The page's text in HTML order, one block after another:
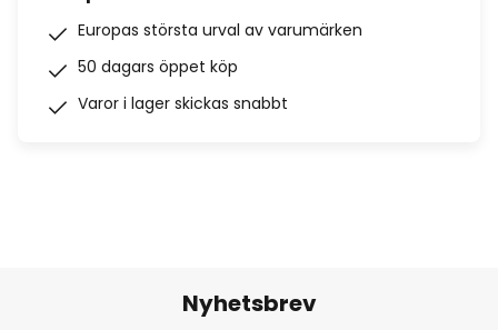
Europas största urval av varumärken
50 dagars öppet köp
Varor i lager skickas snabbt
Nyhetsbrev